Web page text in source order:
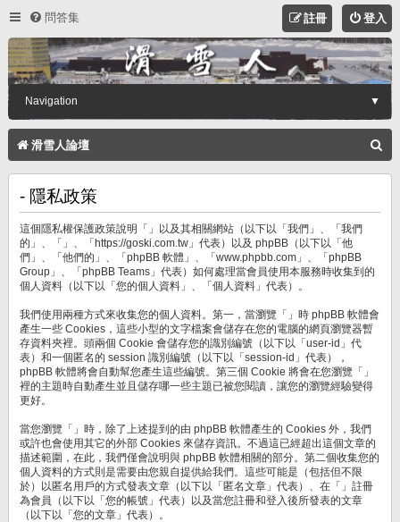
問答集 登入
註冊
Navigation ▼
滑雪人論壇
尋
- 隱私政策
這個隱私權保護政策說明「」以及其相關網站（以下以「我們」、「我們
的」、「」、「https://goski.com.tw」代表）以及 phpBB（以下以「他
們」、「他們的」、「phpBB 軟體」、「www.phpbb.com」、「phpBB
Group」、「phpBB Teams」代表）如何處理當會員使用本服務時收集到的
個人資料（以下以「您的個人資料」、「個人資料」代表）。
我們使用兩種方式來收集您的個人資料。第一，當瀏覽「」時 phpBB 軟體會
產生一些 Cookies，這些小型的文字檔案會儲存在您的電腦的網頁瀏覽器暫
存資料夾裡。頭兩個 Cookie 會儲存您的識別編號（以下以「user-id」代
表）和一個匿名的 session 識別編號（以下以「session-id」代表），
phpBB 軟體將會自動幫您產生這些編號。第三個 Cookie 將會在您瀏覽「」
裡的主題時自動產生並且儲存哪一些主題已被您閱讀，讓您的瀏覽經驗變得
更好。
當您瀏覽「」時，除了上述提到的由 phpBB 軟體產生的 Cookies 外，我們
或許也會使用其它的外部 Cookies 來儲存資訊。不過這已經超出這個文章的
描述範圍，在此，我們僅會說明與 phpBB 軟體相關的部分。第二個收集您的
個人資料的方式則是需要由您親自提供給我們。這些可能是（包括但不限
於）以匿名用戶的方式發表文章（以下以「匿名文章」代表）、在「」註冊
為會員（以下以「您的帳號」代表）以及當您註冊和登入後所發表的文章
（以下以「您的文章」代表）。